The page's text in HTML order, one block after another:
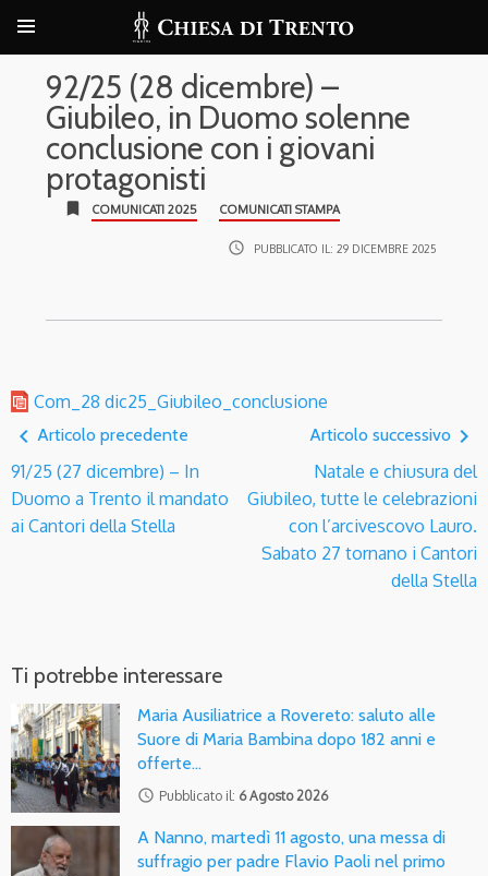
92/25 (28 dicembre) –
Giubileo, in Duomo solenne
conclusione con i giovani
protagonisti
bookmark COMUNICATI 2025 COMUNICATI STAMPA
access_time PUBBLICATO IL: 29 DICEMBRE 2025
Com_28 dic25_Giubileo_conclusione
navigate_before Articolo precedente
91/25 (27 dicembre) – In
Duomo a Trento il mandato
ai Cantori della Stella
Articolo successivo navigate_next
Natale e chiusura del
Giubileo, tutte le celebrazioni
con l’arcivescovo Lauro.
Sabato 27 tornano i Cantori
della Stella
Ti potrebbe interessare
Maria Ausiliatrice a Rovereto: saluto alle
Suore di Maria Bambina dopo 182 anni e
offerte…
access_time Pubblicato il: 6 Agosto 2026
A Nanno, martedì 11 agosto, una messa di
suffragio per padre Flavio Paoli nel primo